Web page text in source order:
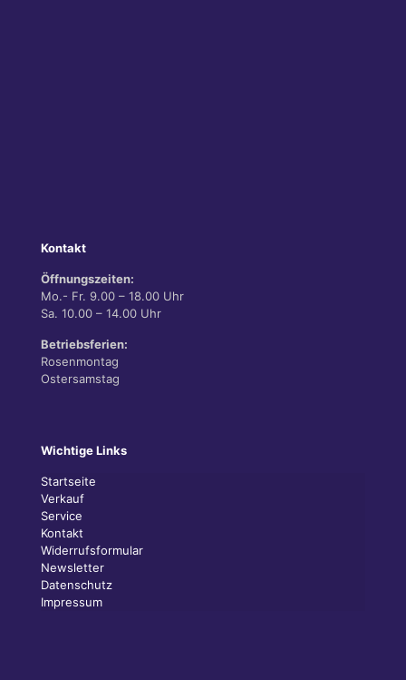
Kontakt
Öffnungszeiten:
Mo.- Fr. 9.00 – 18.00 Uhr
Sa. 10.00 – 14.00 Uhr
Betriebsferien:
Rosenmontag
Ostersamstag
Wichtige Links
Startseite
Verkauf
Service
Kontakt
Widerrufsformular
Newsletter
Datenschutz
Impressum